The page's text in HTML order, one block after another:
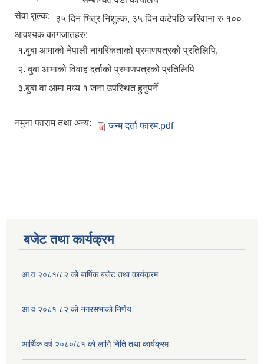
सेवा शुल्क:
३५ दिन भित्र निशुल्क, ३५ दिन कटेपछि जरिवाना रु १००
आवश्यक कागजातहरु:
१.बुबा आमाको नेपाली नागरिकताको प्रमाणपत्रको प्रतिलिपि,
२. बुबा आमाको विवाह दर्ताको प्रमाणपत्रको प्रतिलिपि
३.बुबा वा आमा मध्य १ जना उपस्थित हुनुपर्ने
नमुना फाराम तथा अन्य: जन्म दर्ता फारम.pdf
बजेट तथा कार्यक्रम
आ.व.२०८१/८२ को बार्षिक बजेट तथा कार्यक्रम
आ.व.२०८१ ८२ को नगरसभाको निर्णय
आर्थिक वर्ष २०८०/८१ को लागि निति तथा कार्यक्रम